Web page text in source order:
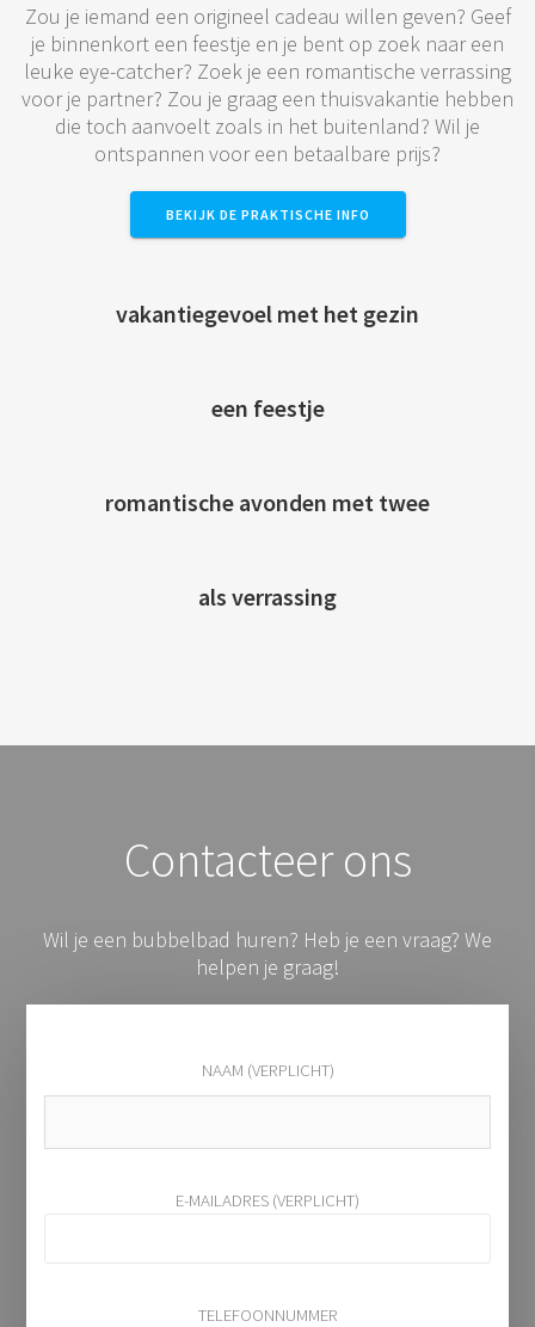
Zou je iemand een origineel cadeau willen geven? Geef
je binnenkort een feestje en je bent op zoek naar een
leuke eye-catcher? Zoek je een romantische verrassing
voor je partner? Zou je graag een thuisvakantie hebben
die toch aanvoelt zoals in het buitenland? Wil je
ontspannen voor een betaalbare prijs?
BEKIJK DE PRAKTISCHE INFO
vakantiegevoel met het gezin
een feestje
romantische avonden met twee
als verrassing
Contacteer ons
Wil je een bubbelbad huren? Heb je een vraag? We
helpen je graag!
NAAM (VERPLICHT)
E-MAILADRES (VERPLICHT)
TELEFOONNUMMER